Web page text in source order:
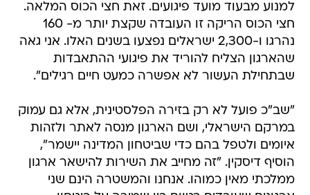
למנוע מבעוד מועד פיגועים. זאת חצי הכוס המלאה.
חצי הכוס הריקה זו העובדה שקצת יותר מ- 160
נהרגו ו-2,300 ישראלים נפצעו בשנים האלו. אני גאה
שהארגון הצליח להוריד את פיגועי ההתאבדות
שבתחילת העשור לא אפשרה כמעט חיים רגילים".
"שב"כ פועל לא רק בזירה הפלסטינית, אלא גם עמוק
במרקם הישראלי, ושם הארגון מנסה לאתר ולזהות
איומים ולטפל בהם כדי שביטחון המדינה יישמר",
הוסיף דיסקין. "זה מחייב את השירות להישאר ארגון
ממלכתי מאין כמוהו. אנחנו והמשטרה הינם שני